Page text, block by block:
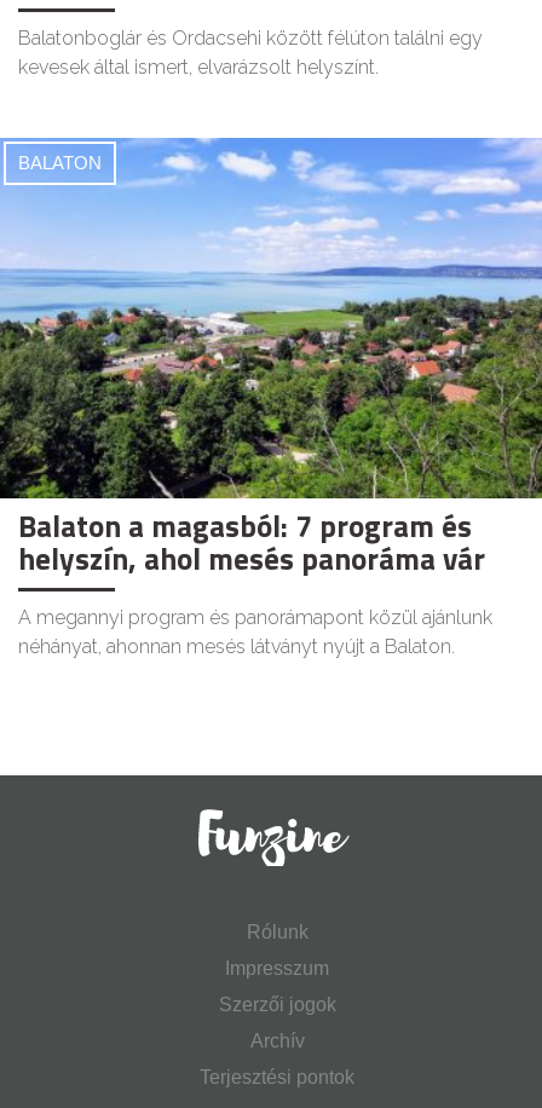
Balatonboglár és Ordacsehi között félúton találni egy
kevesek által ismert, elvarázsolt helyszínt.
BALATON
Balaton a magasból: 7 program és
helyszín, ahol mesés panoráma vár
A megannyi program és panorámapont közül ajánlunk
néhányat, ahonnan mesés látványt nyújt a Balaton.
Rólunk
Impresszum
Szerzői jogok
Archív
Terjesztési pontok